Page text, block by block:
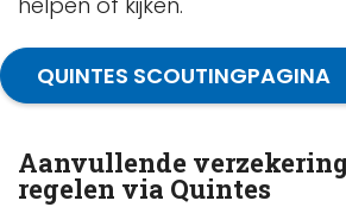
QUINTES SCOUTINGPAGINA
Aanvullende
regelen via Quintes